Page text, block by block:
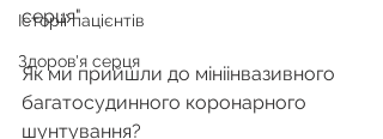
Історії пацієнтів
Здоров'я серця
серця"
Як ми прийшли до мініінвазивного
багатосудинного коронарного
шунтування?